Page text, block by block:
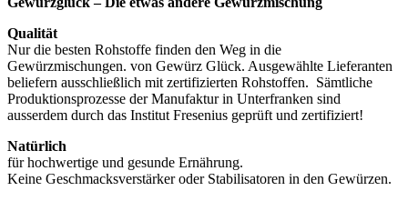
Qualität
Nur die besten Rohstoffe finden den Weg in die
Gewürzmischungen. von Gewürz Glück. Ausgewählte Lieferanten
beliefern ausschließlich mit zertifizierten Rohstoffen. Sämtliche
Produktionsprozesse der Manufaktur in Unterfranken sind
ausserdem durch das Institut Fresenius geprüft und zertifiziert!
Natürlich
für hochwertige und gesunde Ernährung.
Keine Geschmacksverstärker oder Stabilisatoren in den Gewürzen.